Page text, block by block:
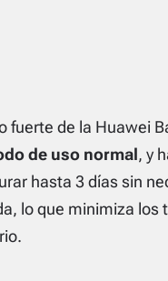
fuerte de la Huawei
de uso normal, y
hasta 3 días sin
lo que minimiza los